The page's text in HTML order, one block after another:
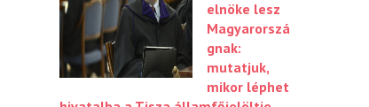
elnöke lesz
Magyarorszá
gnak:
mutatjuk,
mikor léphet